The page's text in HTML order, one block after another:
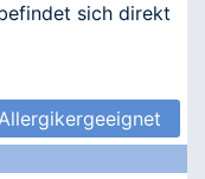
sich direkt